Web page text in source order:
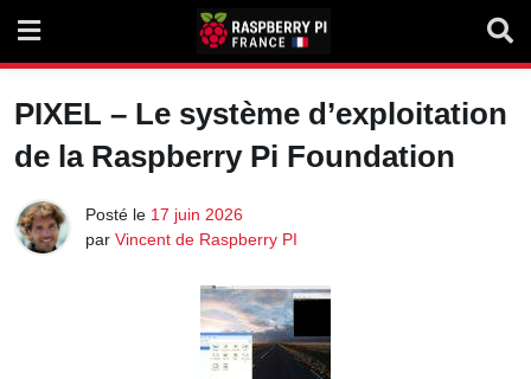
content
PIXEL – Le système d’exploitation
de la Raspberry Pi Foundation
Posté le 17 juin 2026
par Vincent de Raspberry PI